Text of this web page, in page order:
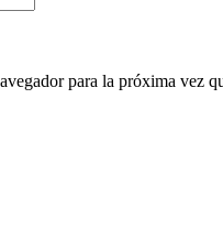
para la próxima vez